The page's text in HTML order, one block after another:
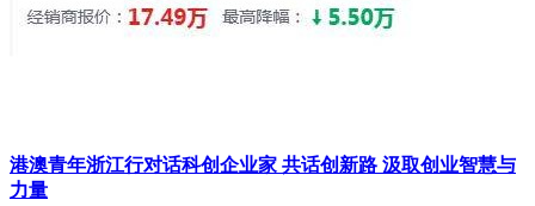
港澳青年浙江行对话科创企业家 共话创新路 汲取创业智慧与
力量